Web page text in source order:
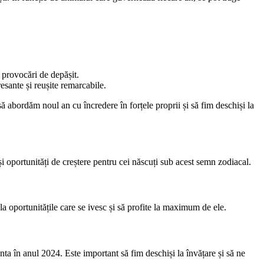
de depășit.
și reușite remarcabile.
noul an cu încredere în forțele proprii și să fim deschiși la
de creștere pentru cei născuți sub acest semn zodiacal.
oportunitățile care se ivesc și să profite la maximum de ele.
în anul 2024. Este important să fim deschiși la învățare și să ne